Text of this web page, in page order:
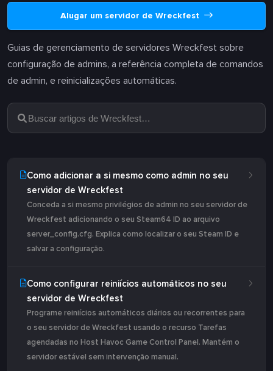
Alugar um servidor de Wreckfest
Guias de gerenciamento de servidores Wreckfest sobre
configuração de admins, a referência completa de comandos
de admin, e reinicializações automáticas.
Como adicionar a si mesmo como admin no seu
servidor de Wreckfest
Conceda a si mesmo privilégios de admin no seu servidor de
Wreckfest adicionando o seu Steam64 ID ao arquivo
server_config.cfg. Explica como localizar o seu Steam ID e
salvar a configuração.
Como configurar reiniícios automáticos no seu
servidor de Wreckfest
Programe reiniícios automáticos diários ou recorrentes para
o seu servidor de Wreckfest usando o recurso Tarefas
agendadas no Host Havoc Game Control Panel. Mantém o
servidor estável sem intervenção manual.